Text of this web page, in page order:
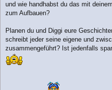
und wie handhabst du das mit
zum Aufbauen?
Planen du und Diggi eure
schreibt jeder seine eigene und
zusammengeführt? Ist jedenfalls